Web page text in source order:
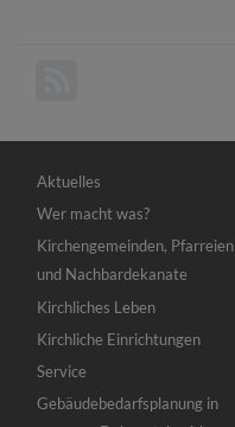
Hauptnavigation
Aktuelles
Wer macht was?
Kirchengemeinden, Pfarreien
und Nachbardekanate
Kirchliches Leben
Kirchliche Einrichtungen
Service
Gebäudebedarfsplanung in